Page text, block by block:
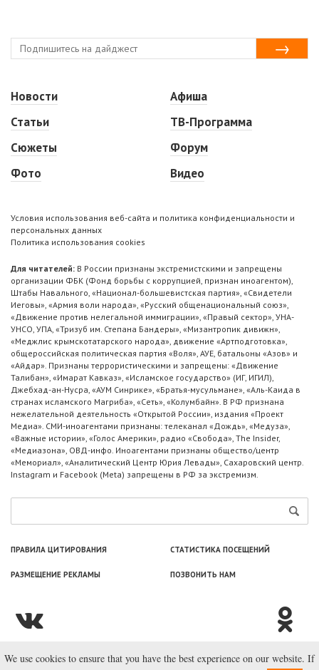
Новости
Статьи
Сюжеты
Фото
Афиша
ТВ-Программа
Форум
Видео
Условия использования веб-сайта и политика конфиденциальности и
персональных данных
Политика использования cookies
Для читателей: В России признаны экстремистскими и запрещены
организации ФБК (Фонд борьбы с коррупцией, признан иноагентом),
Штабы Навального, «Национал-большевистская партия», «Свидетели
Иеговы», «Армия воли народа», «Русский общенациональный союз»,
«Движение против нелегальной иммиграции», «Правый сектор», УНА-
УНСО, УПА, «Тризуб им. Степана Бандеры», «Мизантропик дивижн»,
«Меджлис крымскотатарского народа», движение «Артподготовка»,
общероссийская политическая партия «Воля», АУЕ, батальоны «Азов» и
«Айдар». Признаны террористическими и запрещены: «Движение
Талибан», «Имарат Кавказ», «Исламское государство» (ИГ, ИГИЛ),
Джебхад-ан-Нусра, «АУМ Синрике», «Братья-мусульмане», «Аль-Каида в
странах исламского Магриба», «Сеть», «Колумбайн». В РФ признана
нежелательной деятельность «Открытой России», издания «Проект
Медиа». СМИ-иноагентами признаны: телеканал «Дождь», «Медуза»,
«Важные истории», «Голос Америки», радио «Свобода», The Insider,
«Медиазона», ОВД-инфо. Иноагентами признаны общество/центр
«Мемориал», «Аналитический Центр Юрия Левады», Сахаровский центр.
Instagram и Facebook (Metа) запрещены в РФ за экстремизм.
ПРАВИЛА ЦИТИРОВАНИЯ СТАТИСТИКА ПОСЕЩЕНИЙ
РАЗМЕЩЕНИЕ РЕКЛАМЫ ПОЗВОНИТЬ НАМ
© ООО «Лаборатория Новоcтей», 2003—2026.
We use cookies to ensure that you have the best experience on our website. If